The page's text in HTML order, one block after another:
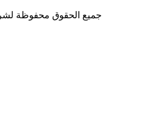
جميع الحقوق محفوظة